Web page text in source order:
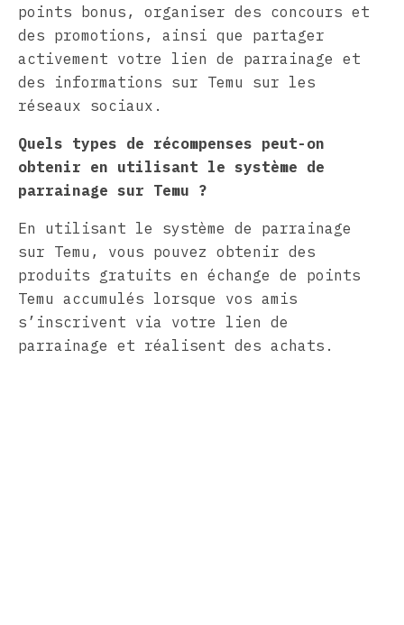
points bonus, organiser des concours et
des promotions, ainsi que partager
activement votre lien de parrainage et
des informations sur Temu sur les
réseaux sociaux.
Quels types de récompenses peut-on
obtenir en utilisant le système de
parrainage sur Temu ?
En utilisant le système de parrainage
sur Temu, vous pouvez obtenir des
produits gratuits en échange de points
Temu accumulés lorsque vos amis
s’inscrivent via votre lien de
parrainage et réalisent des achats.